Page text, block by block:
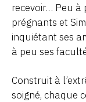
recevoir… Peu à
prégnants et
inquiétant ses
à peu ses
Construit à
soigné, chaque